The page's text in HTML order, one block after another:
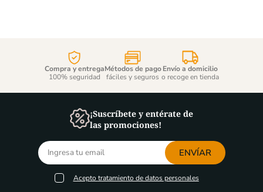
Compra y entrega
100% seguridad
Métodos de pago
fáciles y seguros
Envío a domicilio
o recoge en tienda
¡Suscríbete y entérate de
las promociones!
ENVÍAR
Acepto tratamiento de datos personales